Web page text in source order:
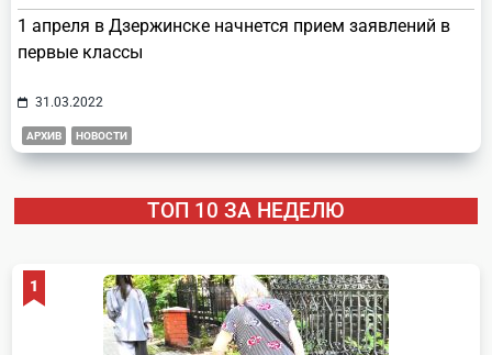
1 апреля в Дзержинске начнется прием заявлений в
первые классы
31.03.2022
АРХИВ НОВОСТИ
ТОП 10 ЗА НЕДЕЛЮ